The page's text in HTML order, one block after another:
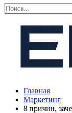
Главная
Маркетинг
8 причин,